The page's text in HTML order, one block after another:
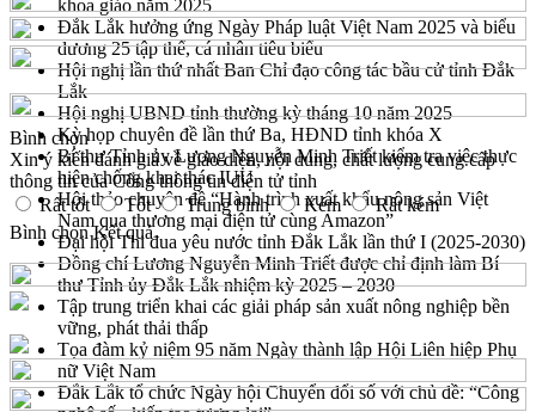
khoa giáo năm 2025
Đắk Lắk hưởng ứng Ngày Pháp luật Việt Nam 2025 và biểu
dương 25 tập thể, cá nhân tiêu biểu
Hội nghị lần thứ nhất Ban Chỉ đạo công tác bầu cử tỉnh Đắk
Lắk
Hội nghị UBND tỉnh thường kỳ tháng 10 năm 2025
Kỳ họp chuyên đề lần thứ Ba, HĐND tỉnh khóa X
Bí thư Tỉnh ủy Lương Nguyễn Minh Triết kiểm tra việc thực
hiện chống khai thác IUU
Hội thảo chuyên đề “Hành trình xuất khẩu nông sản Việt
Nam qua thương mại điện tử cùng Amazon”
Đại hội Thi đua yêu nước tỉnh Đắk Lắk lần thứ I (2025-2030)
Đồng chí Lương Nguyễn Minh Triết được chỉ định làm Bí
thư Tỉnh ủy Đắk Lắk nhiệm kỳ 2025 – 2030
Tập trung triển khai các giải pháp sản xuất nông nghiệp bền
vững, phát thải thấp
Tọa đàm kỷ niệm 95 năm Ngày thành lập Hội Liên hiệp Phụ
nữ Việt Nam
Đắk Lắk tổ chức Ngày hội Chuyển đổi số với chủ đề: “Công
Bình chọn
Xin ý kiến đánh giá về giao diện, nội dung, chất lượng cung cấp
thông tin của Cổng thông tin điện tử tỉnh
Rất tốt
Tốt Trung bình Kém
Rất kém
Bình chọnKết quả